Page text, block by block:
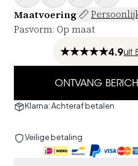
Maatvoering
Pasvorm: Op maat
4.9uit
ONTVANG
Klarna: Achteraf betalen
Veilige betaling